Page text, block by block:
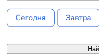
Сегодня Завтра